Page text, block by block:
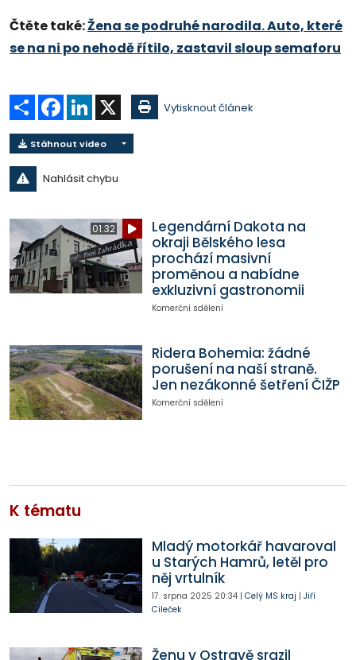
Čtěte také:Žena se podruhé narodila. Auto, které
se na ni po nehodě řítilo, zastavil sloup semaforu
Sdílet Facebook
LinkedIn Vytisknout článek
Stáhnout video
Nahlásit chybu
01:32
Legendární Dakota na
okraji Bělského lesa
prochází masivní
proměnou a nabídne
exkluzivní gastronomii
Komerční sdělení
Ridera Bohemia: žádné
porušení na naší straně.
Jen nezákonné šetření ČIŽP
Komerční sdělení
K tématu
Mladý motorkář havaroval
u Starých Hamrů, letěl pro
něj vrtulník
17. srpna 2025 20:34| Celý MS kraj | Jiří
Cileček
Ženu v Ostravě srazil